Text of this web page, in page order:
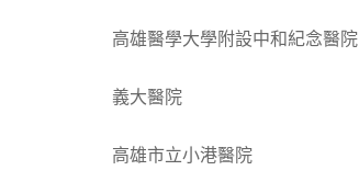
高雄醫學大學附設中和紀念醫院
義大醫院
高雄市立小港醫院